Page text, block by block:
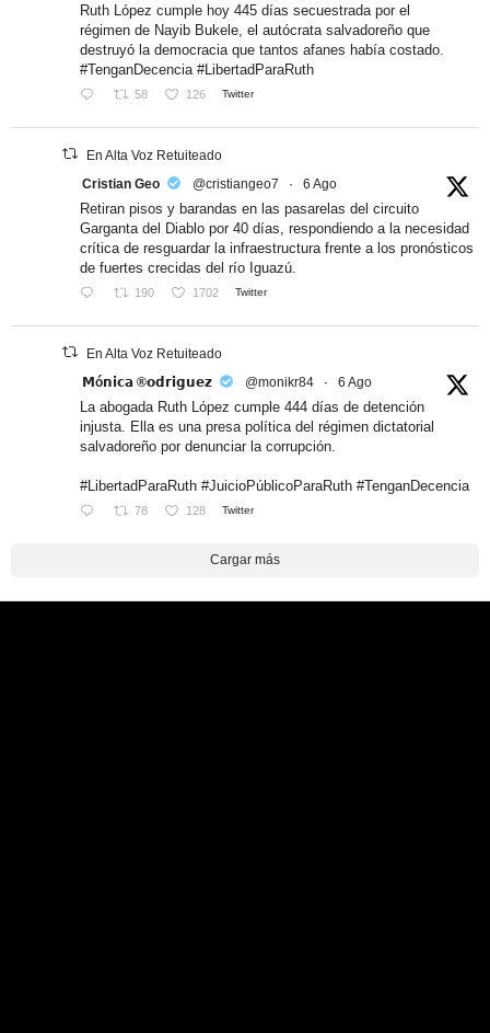
Ruth López cumple hoy 445 días secuestrada por el
régimen de Nayib Bukele, el autócrata salvadoreño que
destruyó la democracia que tantos afanes había costado.
#TenganDecencia #LibertadParaRuth
58 126 Twitter
En Alta Voz Retuiteado
Cristian Geo
@cristiangeo7 · 6 Ago
Retiran pisos y barandas en las pasarelas del circuito
Garganta del Diablo por 40 días, respondiendo a la necesidad
crítica de resguardar la infraestructura frente a los pronósticos
de fuertes crecidas del río Iguazú.
190 1702 Twitter
En Alta Voz Retuiteado
𝗠ó𝗻𝗶𝗰𝗮 ®𝗼𝗱𝗿𝗶𝗴𝘂𝗲𝘇
@monikr84 · 6 Ago
La abogada Ruth López cumple 444 días de detención
injusta. Ella es una presa política del régimen dictatorial
salvadoreño por denunciar la corrupción.
#LibertadParaRuth #JuicioPúblicoParaRuth #TenganDecencia
78 128 Twitter
Cargar más